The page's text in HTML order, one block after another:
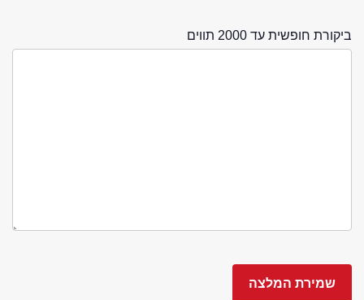
ביקורת חופשית עד 2000 תווים